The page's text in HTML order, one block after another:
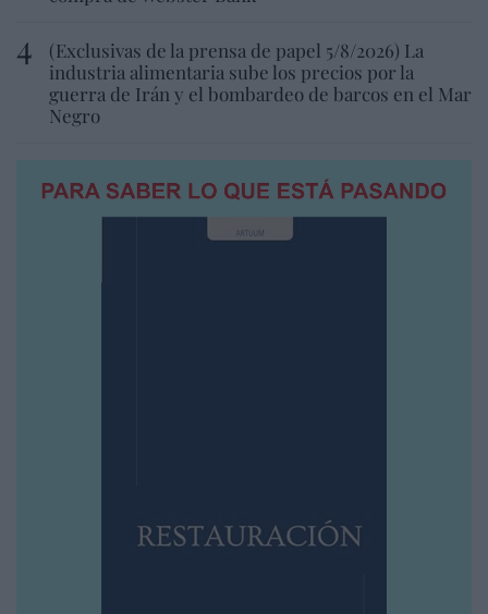
(Exclusivas de la prensa de papel 5/8/2026) La
industria alimentaria sube los precios por la
guerra de Irán y el bombardeo de barcos en el Mar
Negro